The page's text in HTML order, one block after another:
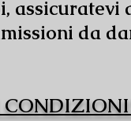
assicuratevi
da